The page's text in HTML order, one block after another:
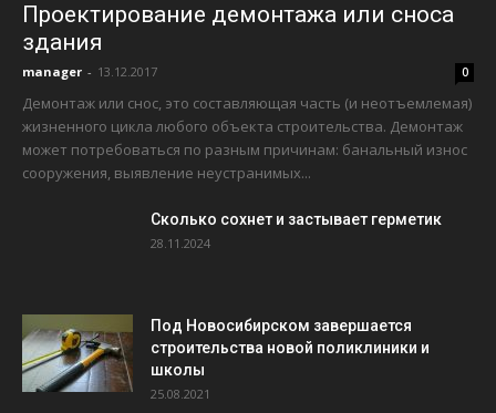
Проектирование демонтажа или сноса
здания
manager - 13.12.2017 0
Демонтаж или снос, это составляющая часть (и неотъемлемая)
жизненного цикла любого объекта строительства. Демонтаж
может потребоваться по разным причинам: банальный износ
сооружения, выявление неустранимых...
Сколько сохнет и застывает герметик
28.11.2024
Под Новосибирском завершается
строительства новой поликлиники и
школы
25.08.2021